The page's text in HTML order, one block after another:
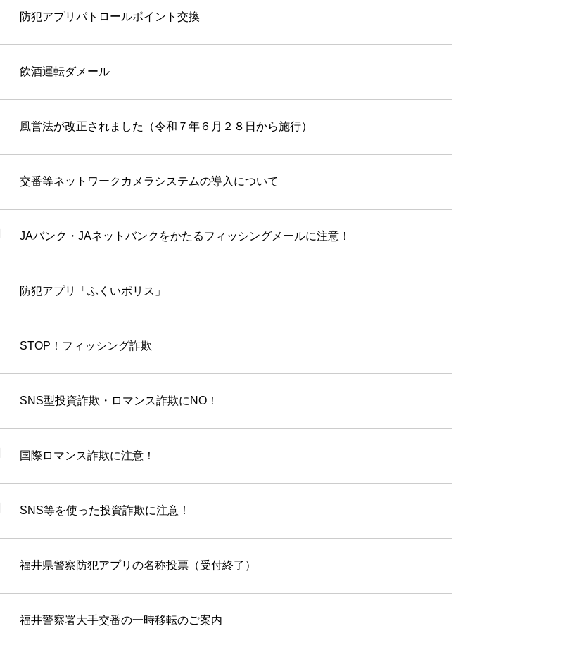
防犯アプリパトロールポイント交換
飲酒運転ダメール
風営法が改正されました（令和７年６月２８日から施行）
交番等ネットワークカメラシステムの導入について
JAバンク・JAネットバンクをかたるフィッシングメールに注意！
防犯アプリ「ふくいポリス」
STOP！フィッシング詐欺
SNS型投資詐欺・ロマンス詐欺にNO！
国際ロマンス詐欺に注意！
SNS等を使った投資詐欺に注意！
福井県警察防犯アプリの名称投票（受付終了）
福井警察署大手交番の一時移転のご案内